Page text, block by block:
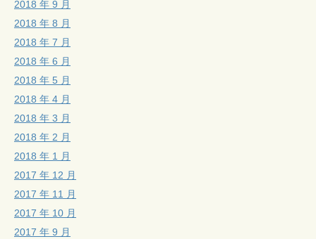
2018 年 9 月
2018 年 8 月
2018 年 7 月
2018 年 6 月
2018 年 5 月
2018 年 4 月
2018 年 3 月
2018 年 2 月
2018 年 1 月
2017 年 12 月
2017 年 11 月
2017 年 10 月
2017 年 9 月